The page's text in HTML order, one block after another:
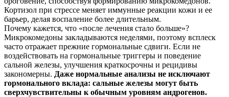
Кортизол при стрессе меняет иммунные реакции кожи и ее
барьер, делая воспаление более длительным.
Почему кажется, что «после лечения стало больше»?
Микрокомедоны закладываются неделями, поэтому всплеск
часто отражает прежние гормональные сдвиги. Если не
воздействовать на гормональные триггеры и поведение
сальной железы, улучшения краткосрочны и рецидивы
закономерны. Даже нормальные анализы не исключают
гормонального вклада: сальные железы могут быть
сверхчувствительны к обычным уровням андрогенов.